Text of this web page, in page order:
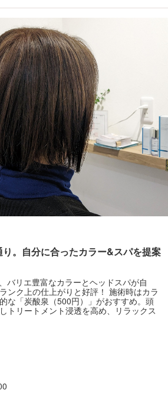
。自分に合ったカラー&スパを提案
バリエ豊富なカラーとヘッドスパが自
ンク上の仕上がりと好評！ 施術時はカラ
な「炭酸泉（500円）」がおすすめ。頭
トリートメント浸透を高め、リラックス